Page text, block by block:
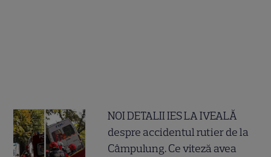
NOI DETALII IES LA IVEALĂ
despre accidentul rutier de la
Câmpulung. Ce viteză avea